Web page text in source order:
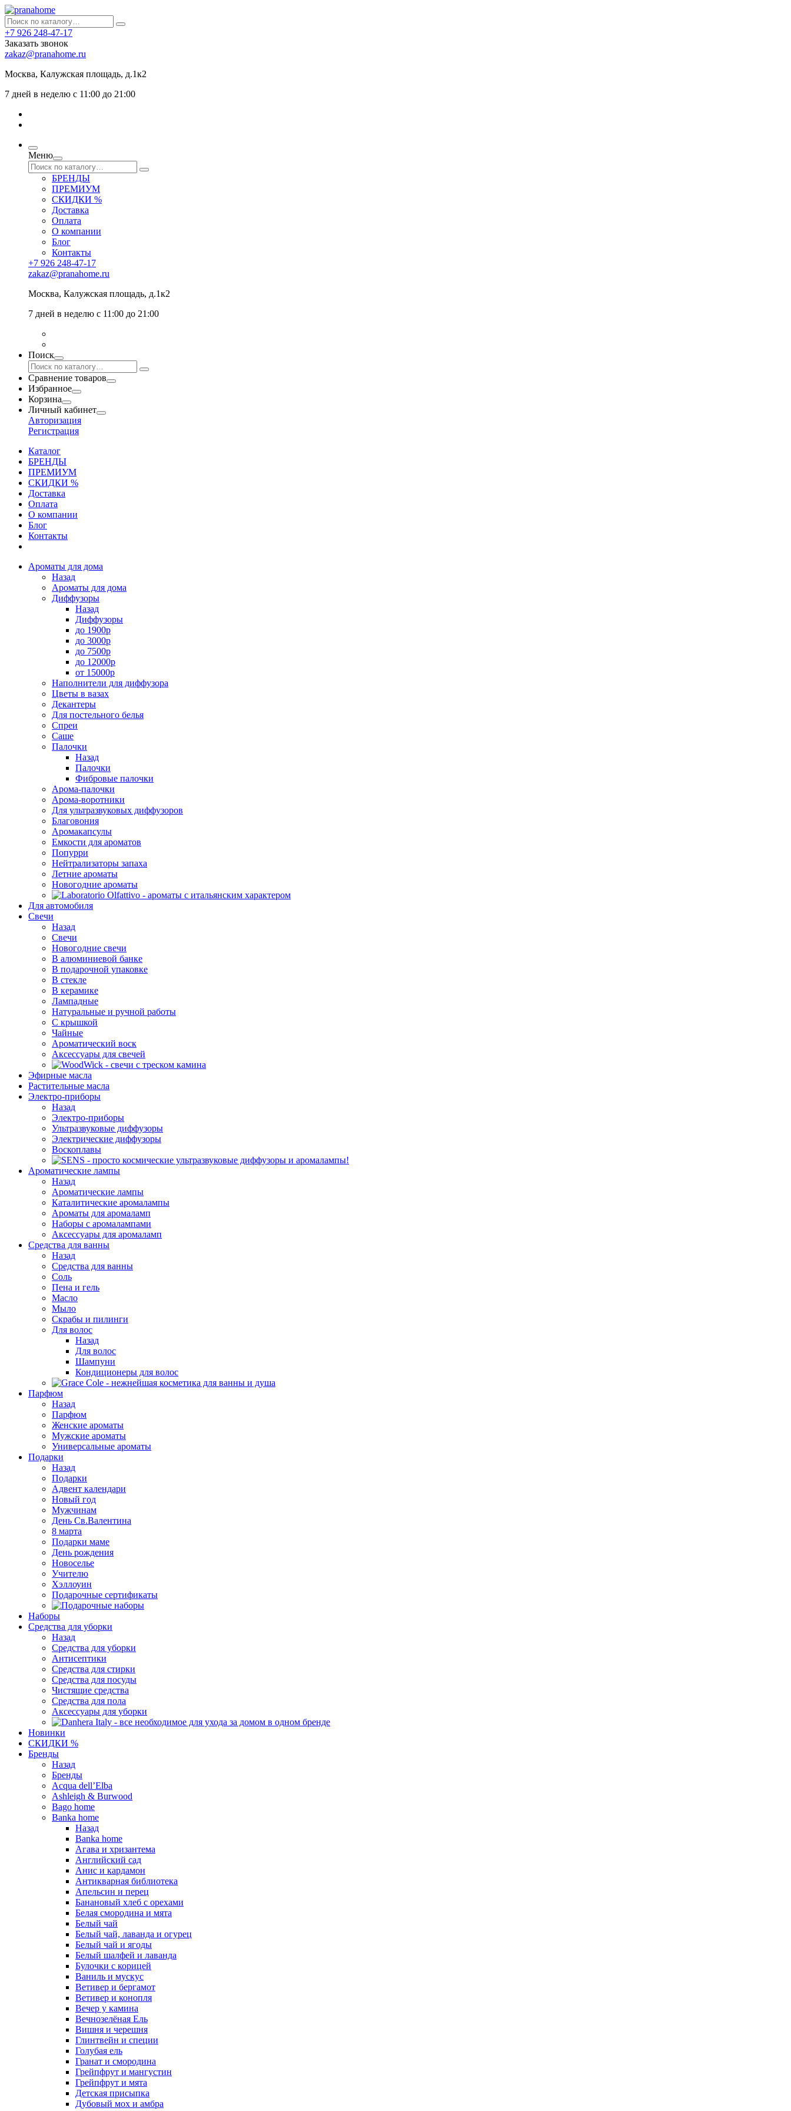
+7 926 248-47-17
Заказать звонок
zakaz@pranahome.ru
Москва, Калужская площадь, д.1к2
7 дней в неделю с 11:00 до 21:00
Меню
БРЕНДЫ
ПРЕМИУМ
СКИДКИ %
Доставка
Оплата
О компании
Блог
Контакты
+7 926 248-47-17
zakaz@pranahome.ru
Москва, Калужская площадь, д.1к2
7 дней в неделю с 11:00 до 21:00
Поиск
Сравнение товаров
Избранное
Корзина
Личный кабинет
Авторизация
Регистрация
Каталог
БРЕНДЫ
ПРЕМИУМ
СКИДКИ %
Доставка
Оплата
О компании
Блог
Контакты
Ароматы для дома
Назад
Ароматы для дома
Диффузоры
Назад
Диффузоры
до 1900р
до 3000р
до 7500р
до 12000р
от 15000р
Наполнители для диффузора
Цветы в вазах
Декантеры
Для постельного белья
Спреи
Саше
Палочки
Назад
Палочки
Фибровые палочки
Арома-палочки
Арома-воротники
Для ультразвуковых диффузоров
Благовония
Аромакапсулы
Емкости для ароматов
Попурри
Нейтрализаторы запаха
Летние ароматы
Новогодние ароматы
Для автомобиля
Свечи
Назад
Свечи
Новогодние свечи
В алюминиевой банке
В подарочной упаковке
В стекле
В керамике
Лампадные
Натуральные и ручной работы
С крышкой
Чайные
Ароматический воск
Аксессуары для свечей
Эфирные масла
Растительные масла
Электро-приборы
Назад
Электро-приборы
Ультразвуковые диффузоры
Электрические диффузоры
Воскоплавы
Ароматические лампы
Назад
Ароматические лампы
Каталитические аромалампы
Ароматы для аромаламп
Наборы с аромалампами
Аксессуары для аромаламп
Средства для ванны
Назад
Средства для ванны
Соль
Пена и гель
Масло
Мыло
Скрабы и пилинги
Для волос
Назад
Для волос
Шампуни
Кондиционеры для волос
Парфюм
Назад
Парфюм
Женские ароматы
Мужские ароматы
Универсальные ароматы
Подарки
Назад
Подарки
Адвент календари
Новый год
Мужчинам
День Св.Валентина
8 марта
Подарки маме
День рождения
Новоселье
Учителю
Хэллоуин
Подарочные сертификаты
Наборы
Средства для уборки
Назад
Средства для уборки
Антисептики
Средства для стирки
Средства для посуды
Чистящие средства
Средства для пола
Аксессуары для уборки
Новинки
СКИДКИ %
Бренды
Назад
Бренды
Acqua dell’Elba
Ashleigh & Burwood
Bago home
Banka home
Назад
Banka home
Агава и хризантема
Английский сад
Анис и кардамон
Антикварная библиотека
Апельсин и перец
Банановый хлеб с орехами
Белая смородина и мята
Белый чай
Белый чай, лаванда и огурец
Белый чай и ягоды
Белый шалфей и лаванда
Булочки с корицей
Ваниль и мускус
Ветивер и бергамот
Ветивер и конопля
Вечер у камина
Вечнозелёная Ель
Вишня и черешня
Глинтвейн и специи
Голубая ель
Гранат и смородина
Грейпфрут и мангустин
Грейпфрут и мята
Детская присыпка
Дубовый мох и амбра